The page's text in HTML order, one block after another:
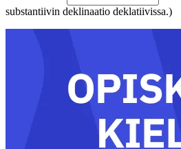
substantiivin deklinaatio deklatiivissa.)